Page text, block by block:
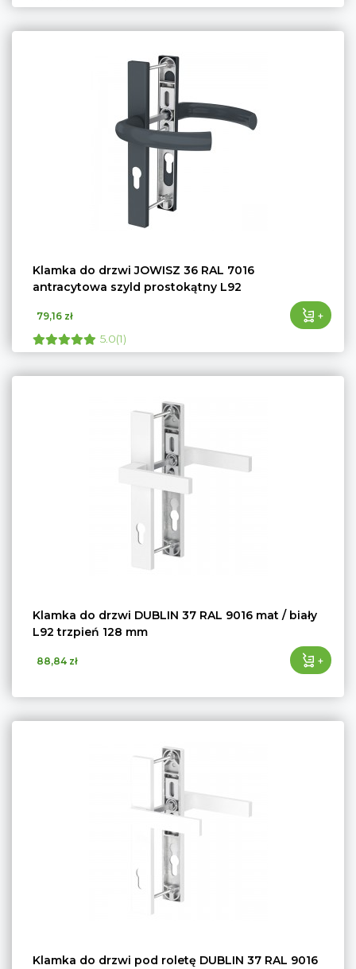
Klamka do drzwi JOWISZ 36 RAL 7016
antracytowa szyld prostokątny L92
79,16 zł +
5.0(1)
Klamka do drzwi DUBLIN 37 RAL 9016 mat / biały
L92 trzpień 128 mm
88,84 zł +
Klamka do drzwi pod roletę DUBLIN 37 RAL 9016